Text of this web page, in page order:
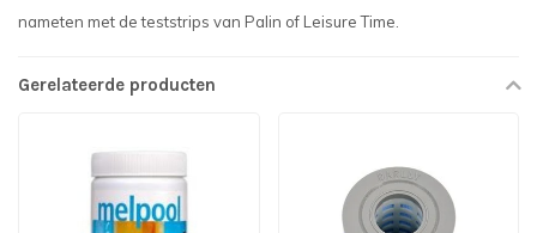
nameten met de teststrips van Palin of Leisure Time.
Gerelateerde producten